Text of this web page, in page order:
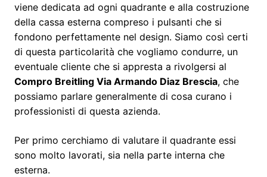
viene dedicata ad ogni quadrante e alla costruzione
della cassa esterna compreso i pulsanti che si
fondono perfettamente nel design. Siamo così certi
di questa particolarità che vogliamo condurre, un
eventuale cliente che si appresta a rivolgersi al
Compro Breitling Via Armando Diaz Brescia, che
possiamo parlare generalmente di cosa curano i
professionisti di questa azienda.
Per primo cerchiamo di valutare il quadrante essi
sono molto lavorati, sia nella parte interna che
esterna.